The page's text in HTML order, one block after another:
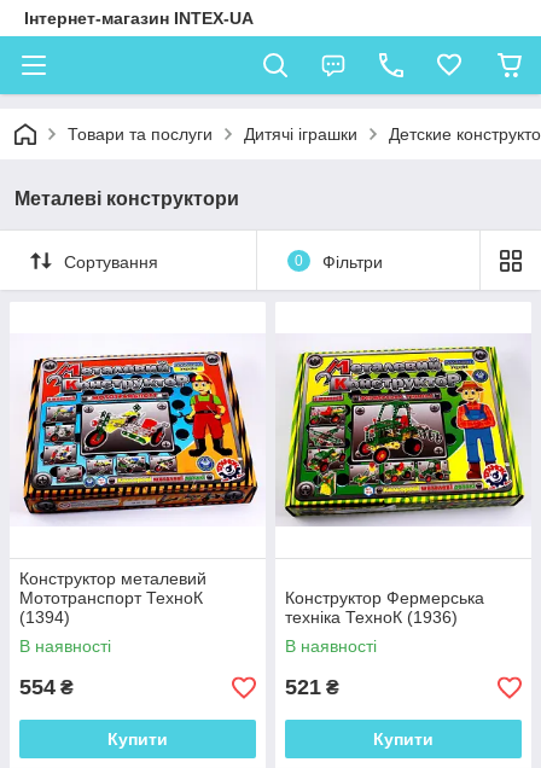
Інтернет-магазин INTEX-UA
Товари та послуги Дитячі іграшки Детские
Металеві конструктори
Сортування 0 Фільтри
Конструктор металевий
Мототранспорт ТехноК
(1394)
В наявності
554 ₴
Купити
Конструктор Фермерська
техніка ТехноК (1936)
В наявності
521 ₴
Купити